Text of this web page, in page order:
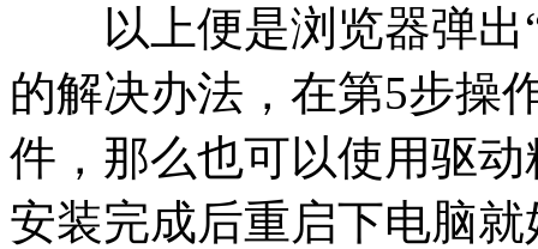
以上便是浏览器弹出“
的解决办法，在第5步操
件，那么也可以使用驱
安装完成后重启下电脑就